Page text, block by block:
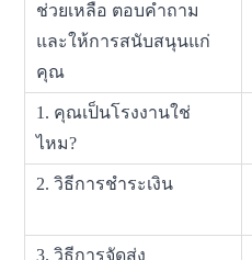
ช่วยเหลือ ตอบคำถาม
และให้การสนับสนุนแก่
คุณ
1. คุณเป็นโรงงานใช่
ไหม?
2. วิธีการชำระเงิน
3. วิธีการจัดส่ง